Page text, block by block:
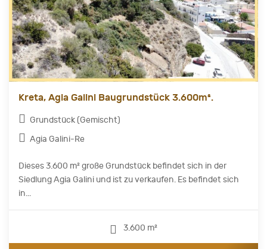
Kreta, Agia Galini Baugrundstück 3.600m².
Grundstück (Gemischt)
Agia Galini-Re
Dieses 3.600 m² große Grundstück befindet sich in der
Siedlung Agia Galini und ist zu verkaufen. Es befindet sich
in...
3.600 m²